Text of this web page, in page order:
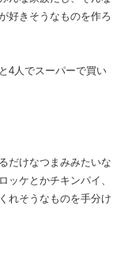
好きそうなものを作ろ
4人でスーパーで買い
だけなつまみみたいな
ッケとかチキンパイ、
れそうなものを手分け